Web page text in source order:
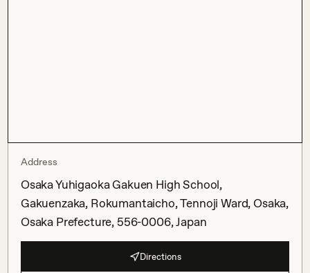
Address
Osaka Yuhigaoka Gakuen High School,
Gakuenzaka, Rokumantaicho, Tennoji Ward, Osaka,
Osaka Prefecture, 556-0006, Japan
Directions